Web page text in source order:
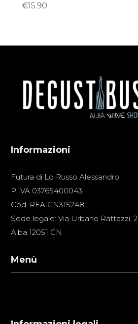
€15.90
Informazioni
Futura di Lo Russo Alessandro
P.IVA 03765400043
Cod. REA CN315248
Sede legale: Via Urbano Rattazzi, 2
Alba 12051 CN
Menù